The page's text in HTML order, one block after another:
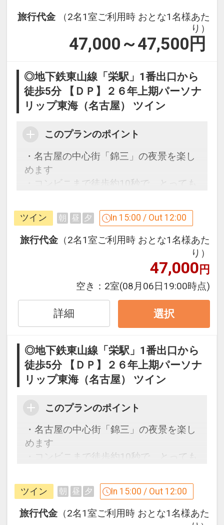
旅行代金
（2名1室ご利用時 おとな1名様あた
り）
47,000～47,500 円
◎地下鉄東山線「栄駅」1番出口から
徒歩5分 【ＤＰ】２６年上期パーソナ
リップ東海（名古屋） ツイン
このプランのポイント
・名古屋の中心街「錦三」の夜景を楽し
めます
・コンビニまで徒歩約10秒で、とっても
名古屋の繁華街「栄」に立地するホテ
ル。ビジネスや観光の拠点にどうぞ♪
・地下鉄「栄」駅まで徒歩約5分の好立
地で、ビジネスにも観光にも便利です。
・全客室Wifi接続によるインターネット
利用無料。
をご用意しています。
●「食事なしプラン」と「朝食付プラ
ン」を掲載しています。
※ご覧のページがどちらかを【食事条
の項目でご確認のうえ、予約にお進
み下さい。
禁煙ルームと喫煙ルームのプランをご用
意。
プラン」を掲載しています。
※ご覧のページがどちらかを【客室情
報】の項目でご確認のうえ、予約にお進
み下さい。
ツイン 朝 昼 夕 In 15:00 / Out 12:00
旅行代金 （2名1室ご利用時 おとな1名様あた
り）
47,000円
空き： 2室(08月06日19:00時点)
詳細 選択
◎地下鉄東山線「栄駅」1番出口から
徒歩5分 【ＤＰ】２６年上期パーソナ
リップ東海（名古屋） ツイン
このプランのポイント
・名古屋の中心街「錦三」の夜景を楽し
めます
・コンビニまで徒歩約10秒で、とっても
名古屋の繁華街「栄」に立地するホテ
ル。ビジネスや観光の拠点にどうぞ♪
ツイン 朝 昼 夕 In 15:00 / Out 12:00
旅行代金 （2名1室ご利用時 おとな1名様あた